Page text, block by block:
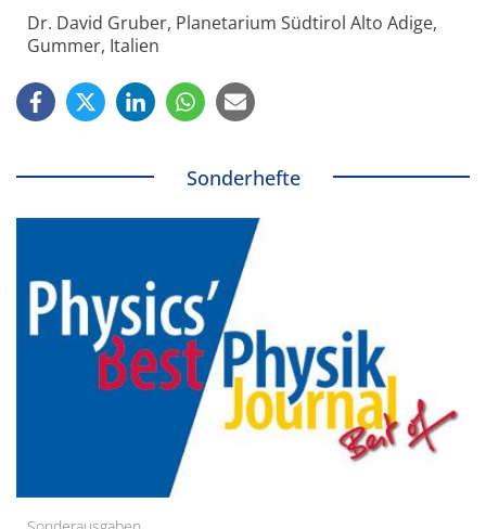
Dr. David Gruber, Planetarium Südtirol Alto Adige,
Gummer, Italien
Sonderhefte